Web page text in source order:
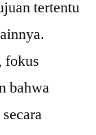
tertentu
fokus
bahwa